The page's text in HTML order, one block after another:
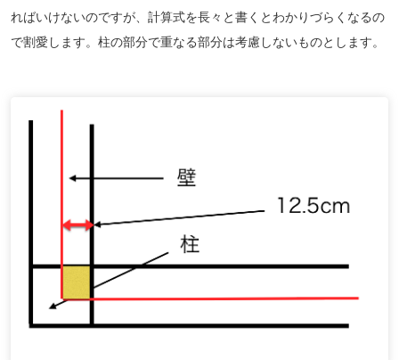
ればいけないのですが、計算式を長々と書くとわかりづらくなるの
で割愛します。柱の部分で重なる部分は考慮しないものとします。